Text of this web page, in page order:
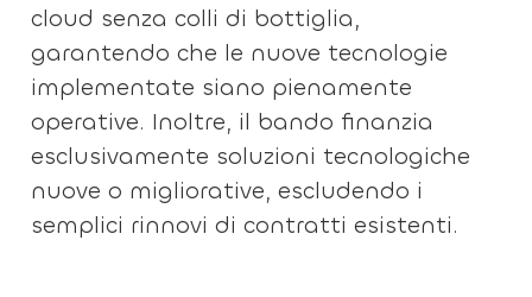
cloud senza colli di bottiglia,
garantendo che le nuove tecnologie
implementate siano pienamente
operative. Inoltre, il bando finanzia
esclusivamente soluzioni tecnologiche
nuove o migliorative, escludendo i
semplici rinnovi di contratti esistenti.